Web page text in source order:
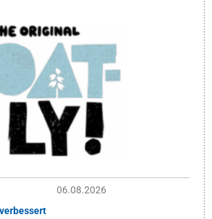
06.08.2026